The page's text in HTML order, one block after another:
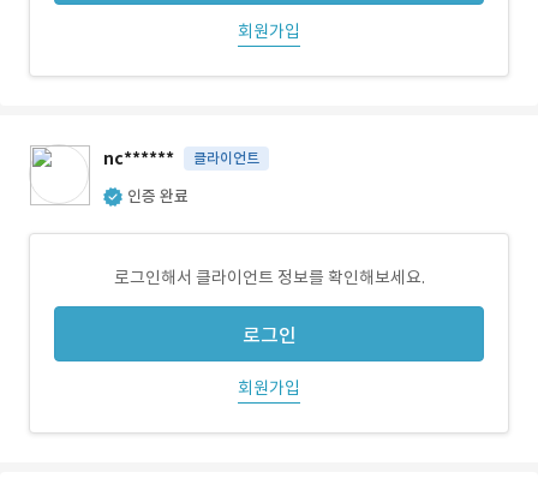
회원가입
nc****** 클라이언트
인증 완료
로그인해서 클라이언트 정보를 확인해보세요.
로그인
회원가입